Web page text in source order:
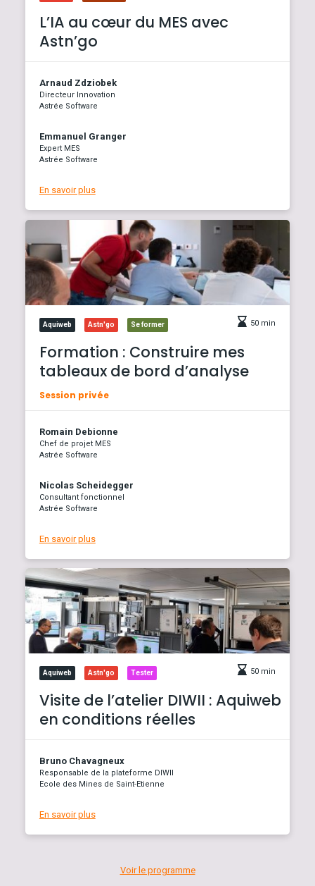
L’IA au cœur du MES avec
Astn’go
Arnaud Zdziobek
Directeur Innovation
Astrée Software
Emmanuel Granger
Expert MES
Astrée Software
En savoir plus
Aquiweb Astn'go Se former 50 min
Formation : Construire mes
tableaux de bord d’analyse
Session privée
Romain Debionne
Chef de projet MES
Astrée Software
Nicolas Scheidegger
Consultant fonctionnel
Astrée Software
En savoir plus
Aquiweb Astn'go Tester 50 min
Visite de l’atelier DIWII : Aquiweb
en conditions réelles
Bruno Chavagneux
Responsable de la plateforme DIWII
Ecole des Mines de Saint-Etienne
En savoir plus
Voir le programme